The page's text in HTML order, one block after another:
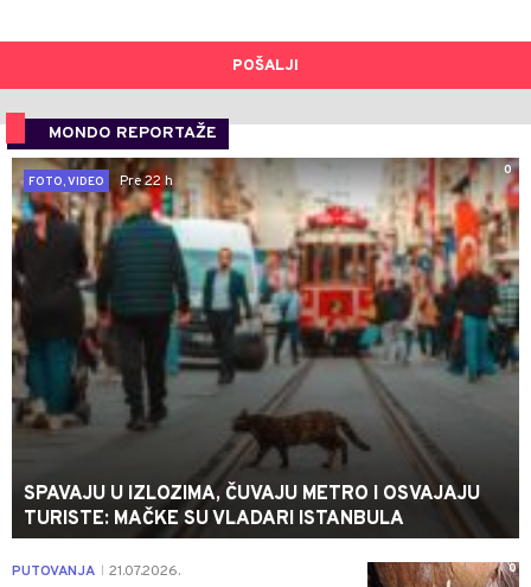
POŠALJI
MONDO REPORTAŽE
0
FOTO, VIDEO
Pre 22 h
SPAVAJU U IZLOZIMA, ČUVAJU METRO I OSVAJAJU
TURISTE: MAČKE SU VLADARI ISTANBULA
0
PUTOVANJA 21.07.2026.